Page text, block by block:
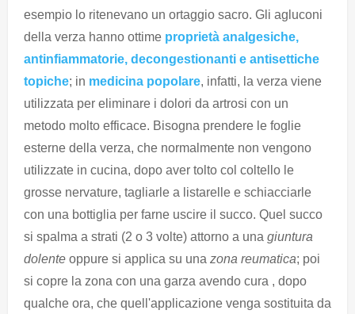
esempio lo ritenevano un ortaggio sacro. Gli agluconi
della verza hanno ottime proprietà analgesiche,
antinfiammatorie, decongestionanti e antisettiche
topiche; in medicina popolare, infatti, la verza viene
utilizzata per eliminare i dolori da artrosi con un
metodo molto efficace. Bisogna prendere le foglie
esterne della verza, che normalmente non vengono
utilizzate in cucina, dopo aver tolto col coltello le
grosse nervature, tagliarle a listarelle e schiacciarle
con una bottiglia per farne uscire il succo. Quel succo
si spalma a strati (2 o 3 volte) attorno a una giuntura
dolente oppure si applica su una zona reumatica; poi
si copre la zona con una garza avendo cura , dopo
qualche ora, che quell'applicazione venga sostituita da